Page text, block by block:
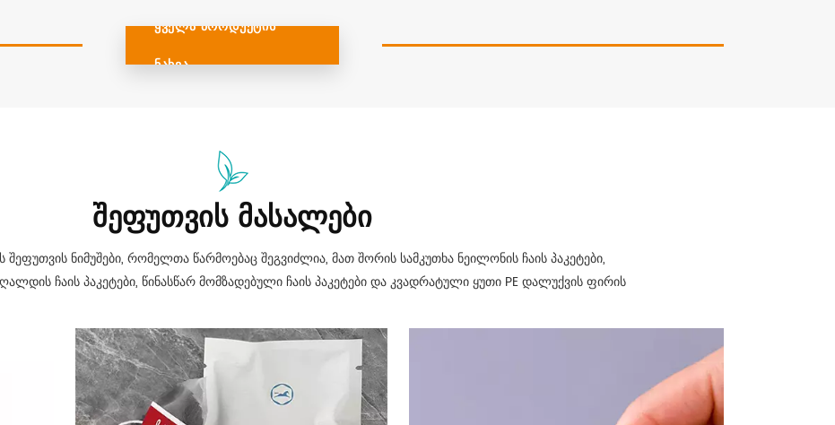
Ყველა Პროდუქტის
Ნახვა
ᲨᲔᲤᲣᲗᲕᲘᲡ ᲛᲐᲡᲐᲚᲔᲑᲘ
ნიმუშები, რომელთა წარმოებაც შეგვიძლია, მათ შორის სამკუთხა ნეილონის ჩაის პაკეტები,
ჩაის პაკეტები, წინასწარ მომზადებული ჩაის პაკეტები და კვადრატული ყუთი PE დალუქვის ფირის